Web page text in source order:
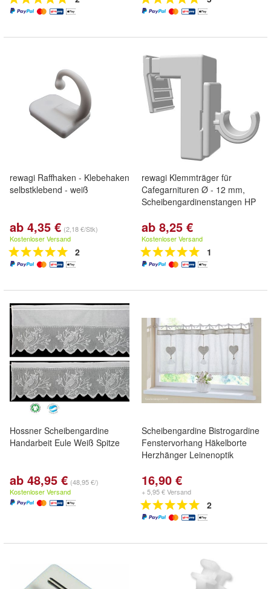
rewagi Raffhaken - Klebehaken
selbstklebend - weiß
ab 4,35 € (2,18 €/Stk)
Kostenloser Versand
2
rewagi Klemmträger für
Cafegarnituren Ø - 12 mm,
Scheibengardinenstangen HP
ab 8,25 €
Kostenloser Versand
1
Hossner Scheibengardine
Handarbeit Eule Weiß Spitze
ab 48,95 € (48,95 €/)
Kostenloser Versand
Scheibengardine Bistrogardine
Fenstervorhang Häkelborte
Herzhänger Leinenoptik
16,90 €
+ 5,95 € Versand
2